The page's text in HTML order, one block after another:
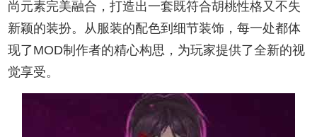
尚元素完美融合，打造出一套既符合胡桃性格又不失
新颖的装扮。从服装的配色到细节装饰，每一处都体
现了MOD制作者的精心构思，为玩家提供了全新的视
觉享受。